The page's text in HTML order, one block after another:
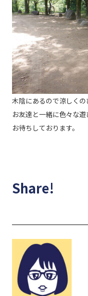
木陰にあるので涼しくの
お友達と一緒に色々な遊
お待ちしております。
Share!